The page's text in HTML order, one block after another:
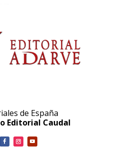
de España
Editorial Caudal